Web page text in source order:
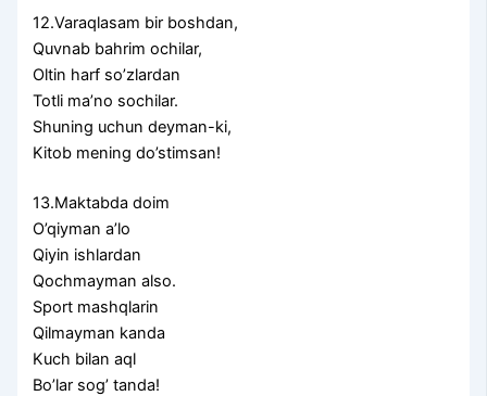
12.Varaqlasam bir boshdan,
Quvnab bahrim ochilar,
Oltin harf so’zlardan
Totli ma’no sochilar.
Shuning uchun deyman-ki,
Kitob mening do’stimsan!
13.Maktabda doim
O’qiyman a’lo
Qiyin ishlardan
Qochmayman also.
Sport mashqlarin
Qilmayman kanda
Kuch bilan aql
Bo’lar sog’ tanda!